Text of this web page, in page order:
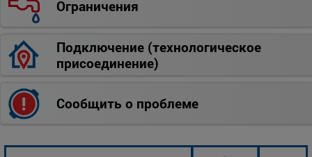
Ограничения
Подключение (технологическое
присоединение)
Сообщить о проблеме